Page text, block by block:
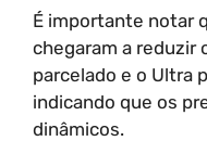
É importante notar
chegaram a reduzir
parcelado e o Ultra
indicando que os
dinâmicos.